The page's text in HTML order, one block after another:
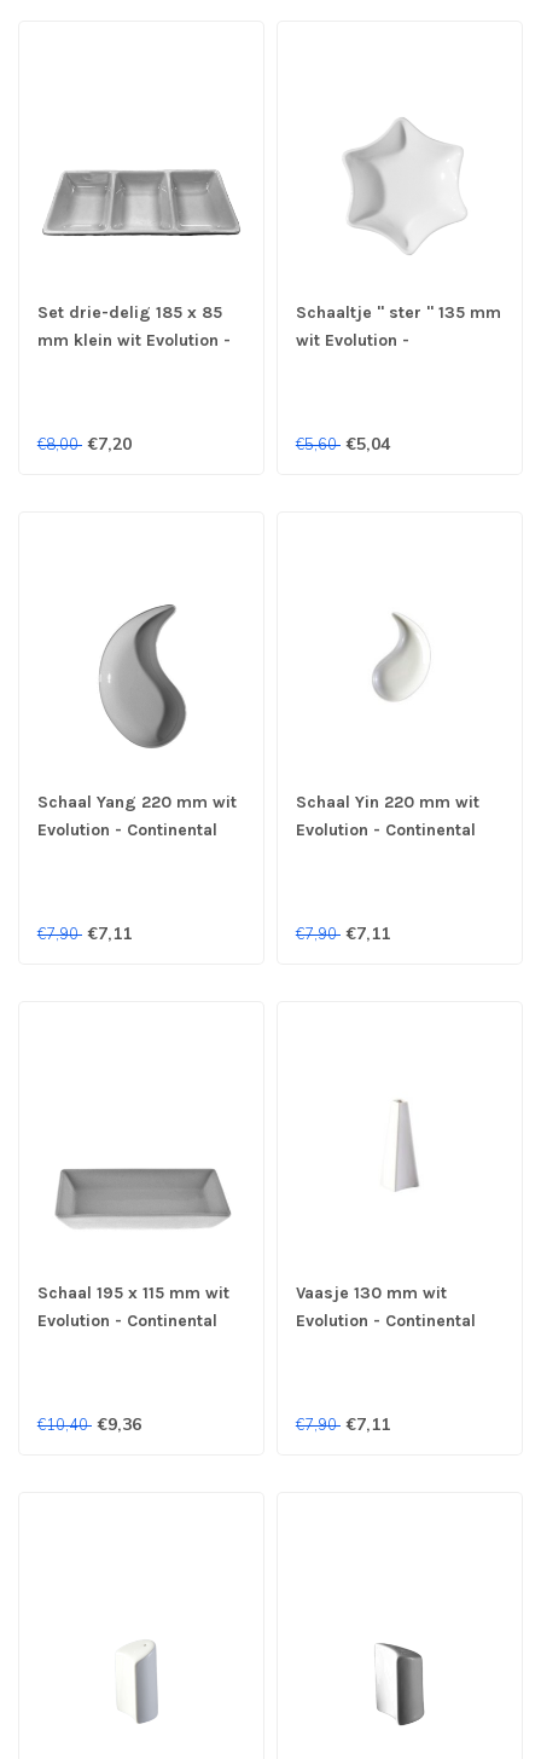
Set drie-delig 185 x 85
mm klein wit Evolution -
€8,00 €7,20
Schaaltje " ster " 135 mm
wit Evolution -
€5,60 €5,04
Schaal Yang 220 mm wit
Evolution - Continental
€7,90 €7,11
Schaal Yin 220 mm wit
Evolution - Continental
€7,90 €7,11
Schaal 195 x 115 mm wit
Evolution - Continental
€10,40 €9,36
Vaasje 130 mm wit
Evolution - Continental
€7,90 €7,11